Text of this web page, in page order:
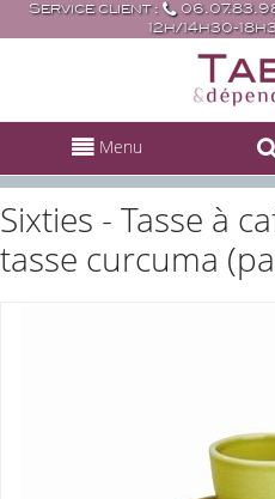
Service client :
12h/14h30-
Menu
Sixties - Tasse à
tasse curcuma